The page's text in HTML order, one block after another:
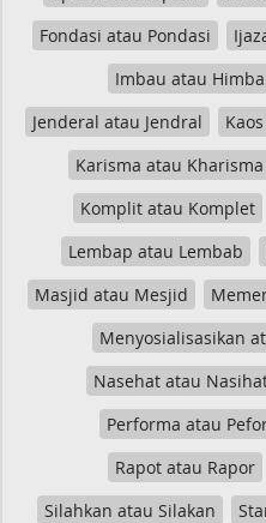
Fondasi atau Pondasi
Imbau atau
Jenderal atau Jendral
Karisma atau Kharisma
Komplit atau Komplet
Lembap atau Lembab
Masjid atau Mesjid
Menyosialisasikan
Nasehat atau
Performa atau
Rapot atau Rapor
Silahkan atau Silakan